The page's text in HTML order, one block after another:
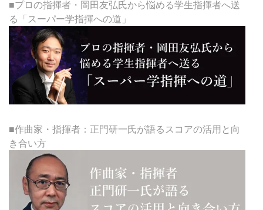
■プロの指揮者・岡田友弘氏から悩める学生指揮者へ送
る「スーパー学指揮への道」
■作曲家・指揮者：正門研一氏が語るスコアの活用と向
き合い方